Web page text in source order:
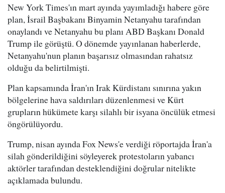
New York Times'ın mart ayında yayımladığı habere göre
plan, İsrail Başbakanı Binyamin Netanyahu tarafından
onaylandı ve Netanyahu bu planı ABD Başkanı Donald
Trump ile görüştü. O dönemde yayınlanan haberlerde,
Netanyahu'nun planın başarısız olmasından rahatsız
olduğu da belirtilmişti.
Plan kapsamında İran'ın Irak Kürdistanı sınırına yakın
bölgelerine hava saldırıları düzenlenmesi ve Kürt
grupların hükümete karşı silahlı bir isyana öncülük etmesi
öngörülüyordu.
Trump, nisan ayında Fox News'e verdiği röportajda İran'a
silah gönderildiğini söyleyerek protestoların yabancı
aktörler tarafından desteklendiğini doğrular nitelikte
açıklamada bulundu.